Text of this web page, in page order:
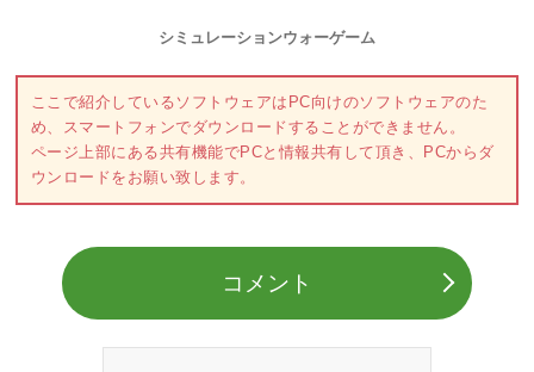
シミュレーションウォーゲーム
ここで紹介しているソフトウェアはPC向けのソフトウェアのた
め、スマートフォンでダウンロードすることができません。
ページ上部にある共有機能でPCと情報共有して頂き、PCからダ
ウンロードをお願い致します。
コメント